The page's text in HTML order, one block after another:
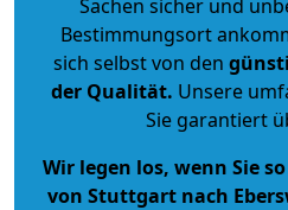
Sachen sicher und
Bestimmungsort
sich selbst von den
der Qualität. Unsere
Sie garantiert
Wir legen los, wenn Sie
von Stuttgart nach